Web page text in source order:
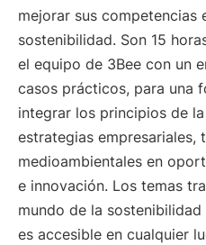
mejorar sus competencias
sostenibilidad. Son 15
el equipo de 3Bee con un
casos prácticos, para una
integrar los principios de
estrategias empresariales,
medioambientales en
e innovación. Los temas
mundo de la
es accesible en cualquier